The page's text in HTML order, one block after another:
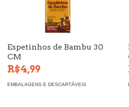
Espetinhos de Bambu 30
CM
R$4,99
EMBALAGENS E DESCARTÁVEIS